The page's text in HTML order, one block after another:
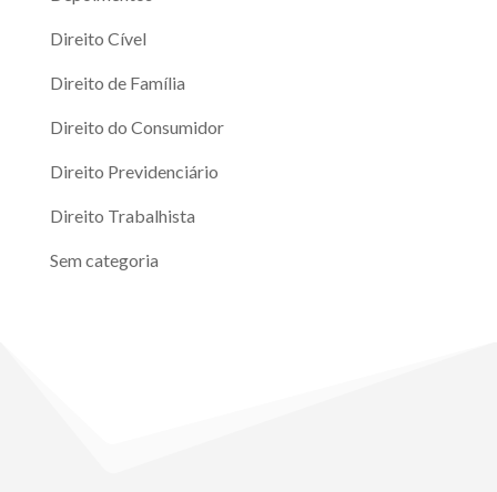
Direito Cível
Direito de Família
Direito do Consumidor
Direito Previdenciário
Direito Trabalhista
Sem categoria